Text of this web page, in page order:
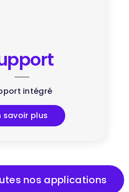
intégré
savoir plus
nos applications